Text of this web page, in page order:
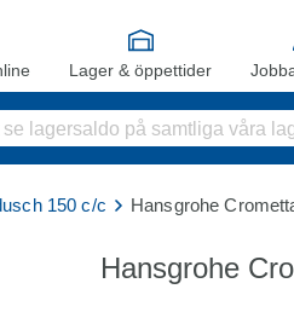
Lager & öppettider
150 c/c Hansgrohe
Hansgrohe